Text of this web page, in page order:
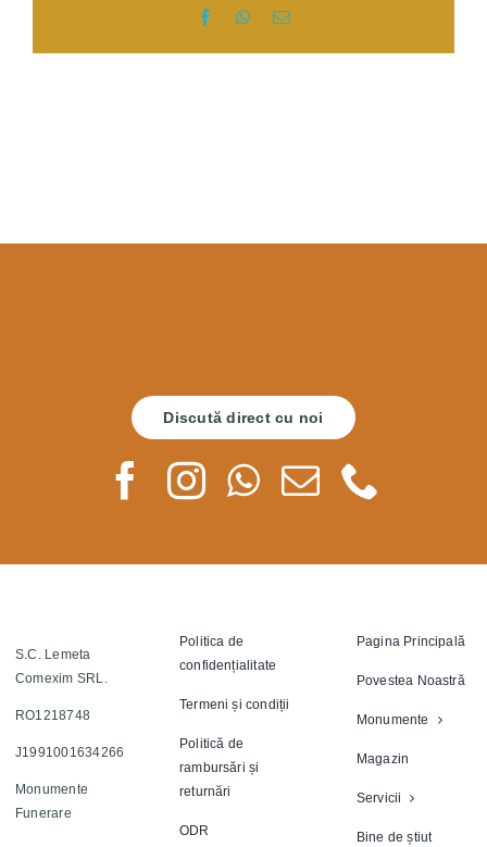
FacebookWhatsApp
E-
Discută direct cu noi
S.C. Lemeta
Comexim SRL.
RO1218748
J1991001634266
Monumente
Funerare
Politica de
confidențialitate
Termeni și condiții
Politică de
rambursări și
returnări
ODR
Pagina Principală
Povestea Noastră
Monumente
Magazin
Servicii
Bine de știut